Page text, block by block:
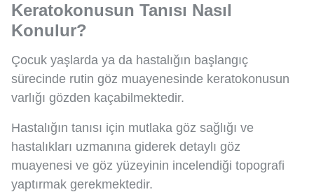
Keratokonusun Tanısı Nasıl
Konulur?
Çocuk yaşlarda ya da hastalığın başlangıç
sürecinde rutin göz muayenesinde keratokonusun
varlığı gözden kaçabilmektedir.
Hastalığın tanısı için mutlaka göz sağlığı ve
hastalıkları uzmanına giderek detaylı göz
muayenesi ve göz yüzeyinin incelendiği topografi
yaptırmak gerekmektedir.